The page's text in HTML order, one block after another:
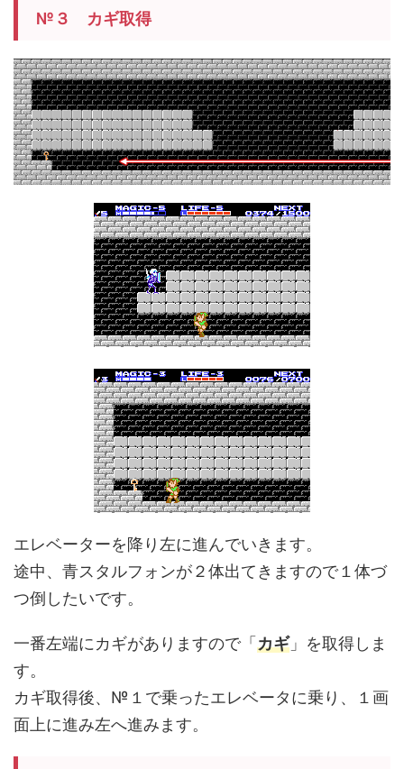
№３ カギ取得
エレベーターを降り左に進んでいきます。
途中、青スタルフォンが２体出てきますので１体づ
つ倒したいです。
一番左端にカギがありますので「カギ」を取得しま
す。
カギ取得後、№１で乗ったエレベータに乗り、１画
面上に進み左へ進みます。